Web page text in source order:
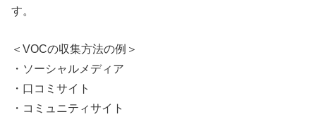
す。
＜VOCの収集方法の例＞
・ソーシャルメディア
・口コミサイト
・コミュニティサイト